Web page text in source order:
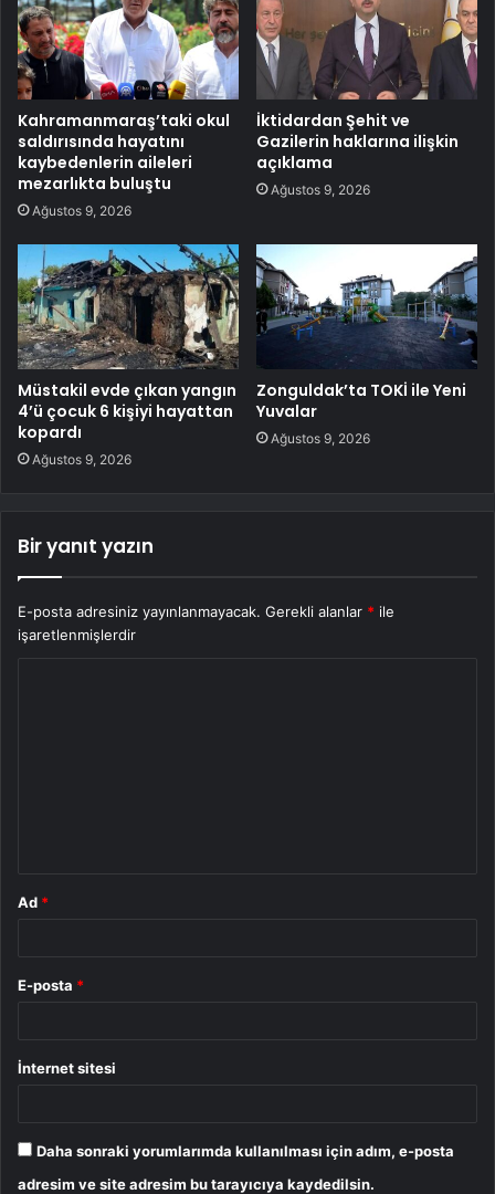
Kahramanmaraş’taki okul
saldırısında hayatını
kaybedenlerin aileleri
mezarlıkta buluştu
Ağustos 9, 2026
İktidardan Şehit ve
Gazilerin haklarına ilişkin
açıklama
Ağustos 9, 2026
Müstakil evde çıkan yangın
4’ü çocuk 6 kişiyi hayattan
kopardı
Ağustos 9, 2026
Zonguldak’ta TOKİ ile Yeni
Yuvalar
Ağustos 9, 2026
Bir yanıt yazın
E-posta adresiniz yayınlanmayacak. Gerekli alanlar * ile
işaretlenmişlerdir
Ad *
E-posta *
İnternet sitesi
Daha sonraki yorumlarımda kullanılması için adım, e-posta
adresim ve site adresim bu tarayıcıya kaydedilsin.